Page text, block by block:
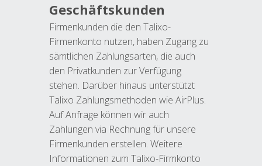
Geschäftskunden
Firmenkunden die den Talixo-
Firmenkonto nutzen, haben Zugang zu
sämtlichen Zahlungsarten, die auch
den Privatkunden zur Verfügung
stehen. Darüber hinaus unterstützt
Talixo Zahlungsmethoden wie AirPlus.
Auf Anfrage können wir auch
Zahlungen via Rechnung für unsere
Firmenkunden erstellen. Weitere
Informationen zum Talixo-Firmkonto